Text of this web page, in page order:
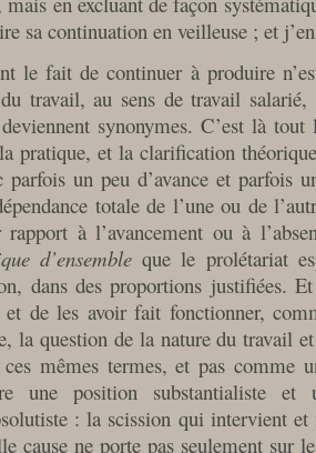
sa continuation en veilleuse ; et
le fait de continuer à produire
du travail, au sens de travail
synonymes. C’est là
pratique, et la clarification
parfois un peu d’avance et parfois
totale de l’une ou de
rapport à l’avancement ou à
d’ensembleque le prolétariat
dans des proportions justifiées.
et de les avoir fait fonctionner,
la question de la nature du travail
ces mêmes termes, et pas comme
une position substantialiste et
: la scission qui intervient et
cause ne porte pas seulement sur